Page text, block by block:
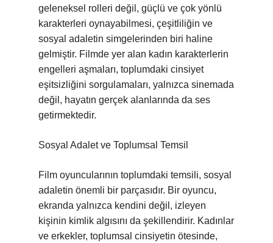
geleneksel rolleri değil, güçlü ve çok yönlü
karakterleri oynayabilmesi, çeşitliliğin ve
sosyal adaletin simgelerinden biri haline
gelmiştir. Filmde yer alan kadın karakterlerin
engelleri aşmaları, toplumdaki cinsiyet
eşitsizliğini sorgulamaları, yalnızca sinemada
değil, hayatın gerçek alanlarında da ses
getirmektedir.
Sosyal Adalet ve Toplumsal Temsil
Film oyuncularının toplumdaki temsili, sosyal
adaletin önemli bir parçasıdır. Bir oyuncu,
ekranda yalnızca kendini değil, izleyen
kişinin kimlik algısını da şekillendirir. Kadınlar
ve erkekler, toplumsal cinsiyetin ötesinde,